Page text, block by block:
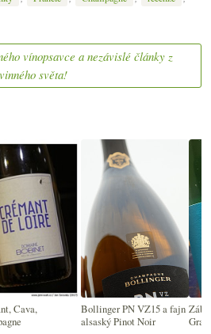
vínopsavce a nezávislé články z
vinného světa!
Cava,
Bollinger PN VZ15 a fajn
alsaský Pinot Noir